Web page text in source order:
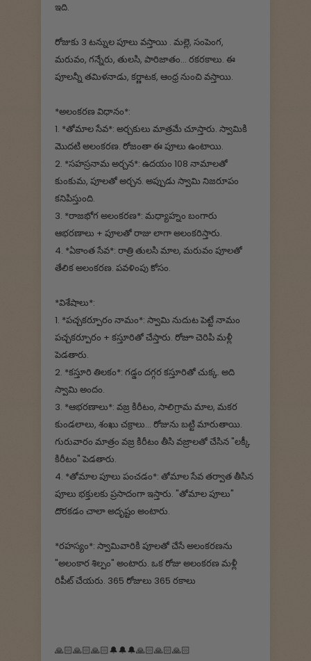
ఇది.
రోజుకు 3 టన్నుల పూలు వస్తాయి . మల్లె, సంపెంగ,
మరువం, గన్నేరు, తులసి, పారిజాతం... రకరకాలు. ఈ
పూలన్నీ తమిళనాడు, కర్ణాటక, ఆంధ్ర నుంచి వస్తాయి.
*అలంకరణ విధానం*:
1. *తోమాల సేవ*: అర్చకులు మాత్రమే చూస్తారు. స్వామికి
మొదటి అలంకరణ. రోజంతా ఈ పూలు ఉంటాయి.
2. *సహస్రనామ అర్చన*: ఉదయం 108 నామాలతో
కుంకుమ, పూలతో అర్చన. అప్పుడు స్వామి నిజరూపం
కనిపిస్తుంది.
3. *రాజభోగ అలంకరణ*: మధ్యాహ్నం బంగారు
ఆభరణాలు + పూలతో రాజు లాగా అలంకరిస్తారు.
4. *ఏకాంత సేవ*: రాత్రి తులసి మాల, మరువం పూలతో
తేలిక అలంకరణ. పవళింపు కోసం.
*విశేషాలు*:
1. *పచ్చకర్పూరం నామం*: స్వామి నుదుట పెట్టే నామం
పచ్చకర్పూరం + కస్తూరితో చేస్తారు. రోజూ చెరిపి మళ్లీ
పెడతారు.
2. *కస్తూరి తిలకం*: గడ్డం దగ్గర కస్తూరితో చుక్క. అది
స్వామి అందం.
3. *ఆభరణాలు*: వజ్ర కిరీటం, సాలిగ్రామ మాల, మకర
కుండలాలు, శంఖు చక్రాలు... రోజును బట్టి మారుతాయి.
గురువారం మాత్రం వజ్ర కిరీటం తీసి వజ్రాలతో చేసిన "లక్కీ
కిరీటం" పెడతారు.
4. *తోమాల పూలు పంచడం*: తోమాల సేవ తర్వాత తీసిన
పూలు భక్తులకు ప్రసాదంగా ఇస్తారు. "తోమాల పూలు"
దొరకడం చాలా అదృష్టం అంటారు.
*రహస్యం*: స్వామివారికి పూలతో చేసే అలంకరణను
"అలంకార శిల్పం" అంటారు. ఒక రోజు అలంకరణ మళ్లీ
రిపీట్ చేయరు. 365 రోజులు 365 రకాలు
🙏🏻🙏🏻🙏🏻🔔🔔🔔🙏🏻🙏🏻🙏🏻